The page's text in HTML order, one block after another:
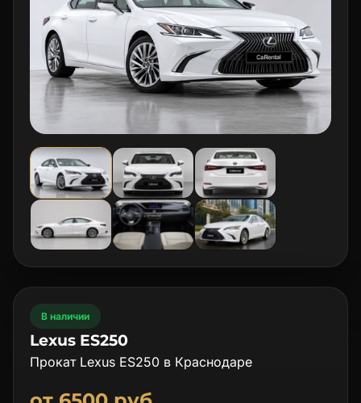
В наличии
Lexus ES250
Прокат Lexus ES250 в Краснодаре